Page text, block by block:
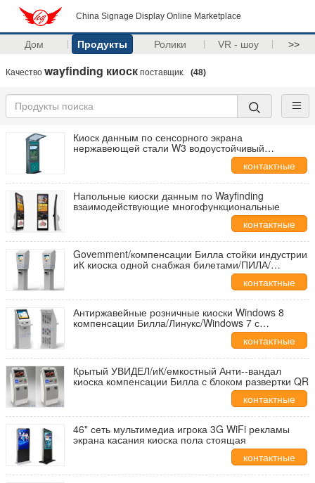
China Signage Display Online Marketplace
Дом Продукты Ролики VR - шоу >>
Качество wayfinding киоск поставщик. (48)
Киоск данным по сенсорного экрана
нержавеющей стали W3 водоустойчивый
напольный с ультракрасным waterpro
контактные
данные
Напольные киоски данным по Wayfinding
взаимодействующие многофункциональные
контактные
данные
Govemment/компенсации Билла стойки индустрии
иК киоска одной снабжая билетами/ПИЛА/
контактные
данные
Антиржавейные розничные киоски Windows 8
компенсации Билла/Линукс/Windows 7 с
контактные
данные
Крытый УВИДЕЛ/иК/емкостный Анти--вандал
киоска компенсации Билла с блоком развертки QR
контактные
данные
46" сеть мультимедиа игрока 3G WiFi рекламы
экрана касания киоска пола стоящая
контактные
данные